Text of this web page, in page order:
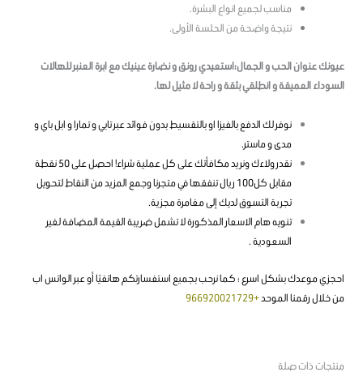
مناسب لجميع انواع البشرة.
نتيجة واضحة من الحلسة الأولى.
عيونك عنوان الحب و الجمال؛استعيدي رونق و نضارة عينيك مع ابرة العنبر للهالات
السوداء العميقة و انطلقي بثقة و راحة لا مثيل لها.
نوفر لك الدفع بالفيزا او بالتقسيط بدون فوائد عبر تابي و تمارا و ابل باي و
مدى و ماستر.
نقدر ولاءك ونريد مكافأتك على كل عملية شراء! احصل على 50 نقطة
مقابل كل100 ريال تنفقها في متجرنا وجمع المزيد من النقاط لتحويل
تجربة التسوق لديك إلى مغامرة مجزية.
تنويه هام الاسعار المذكورة لا تشمل ضريبة القيمة المضافة لغير
السعودية .
احجزي موعدك بشكل اسرع ؛ كما نرحب بجميع استفسارتكم هاتفيًا أو عبر الواتس اب
من خلال رقمنا الموحد+966920021729
منتجات ذات صلة